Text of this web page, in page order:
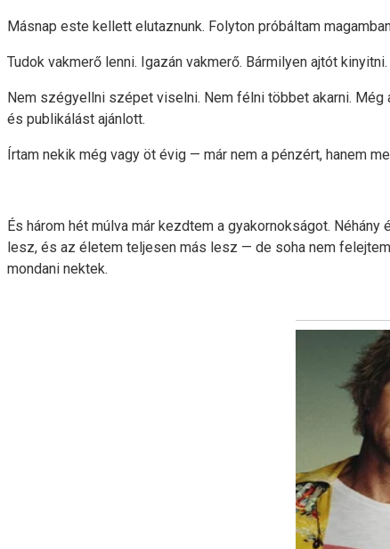
Másnap este kellett elutaznunk. Folyton próbáltam
Tudok vakmerő lenni. Igazán vakmerő. Bármilyen ajtót
Nem szégyellni szépet viselni. Nem félni többet akarni.
és publikálást ajánlott.
Írtam nekik még vagy öt évig — már nem a pénzért, hanem
És három hét múlva már kezdtem a gyakornokságot.
lesz, és az életem teljesen más lesz — de soha nem
mondani nektek.